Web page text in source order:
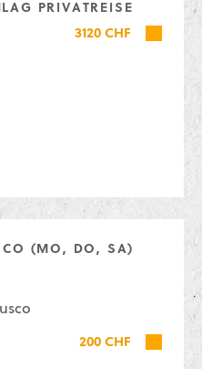
PRIVATREISE
3120 CHF
(MO, DO, SA)
200 CHF